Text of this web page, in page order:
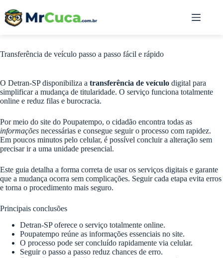
para
Transferência de veículo passo a passo fácil e rápido
O Detran-SP disponibiliza a transferência de veículo digital para
simplificar a mudança de titularidade. O serviço funciona totalmente
online e reduz filas e burocracia.
Por meio do site do Poupatempo, o cidadão encontra todas as
informações necessárias e consegue seguir o processo com rapidez.
Em poucos minutos pelo celular, é possível concluir a alteração sem
precisar ir a uma unidade presencial.
Este guia detalha a forma correta de usar os serviços digitais e garante
que a mudança ocorra sem complicações. Seguir cada etapa evita erros
e torna o procedimento mais seguro.
Principais conclusões
Detran-SP oferece o serviço totalmente online.
Poupatempo reúne as informações essenciais no site.
O processo pode ser concluído rapidamente via celular.
Seguir o passo a passo reduz chances de erro.